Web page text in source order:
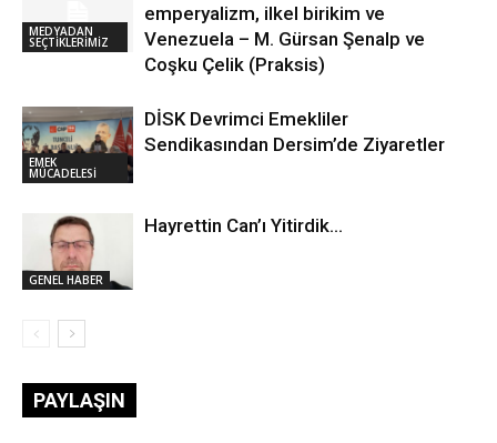
MEDYADAN
SEÇTİKLERİMİZ
emperyalizm, ilkel birikim ve
Venezuela – M. Gürsan Şenalp ve
Coşku Çelik (Praksis)
EMEK
MÜCADELESİ
DİSK Devrimci Emekliler
Sendikasından Dersim’de Ziyaretler
GENEL HABER
Hayrettin Can’ı Yitirdik…
PAYLAŞIN